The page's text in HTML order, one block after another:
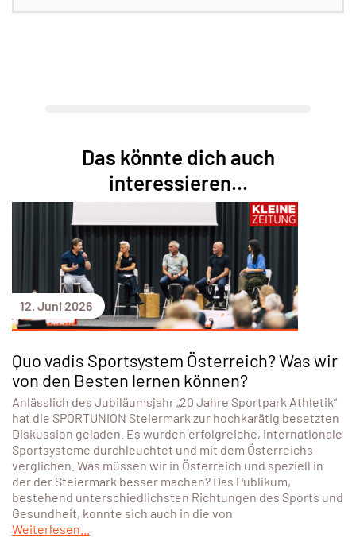
Das könnte dich auch
interessieren...
12. Juni 2026
Quo vadis Sportsystem Österreich? Was wir
von den Besten lernen können?
Anlässlich des Jubiläumsjahr „20 Jahre Sportpark Athletik“
hat die SPORTUNION Steiermark zur hochkarätig besetzten
Diskussion geladen. Es wurden erfolgreiche, internationale
Sportsysteme durchleuchtet und mit dem Österreichs
verglichen. Was müssen wir in Österreich und speziell in
der der Steiermark besser machen? Das Publikum,
bestehend unterschiedlichsten Richtungen des Sports und
Gesundheit, konnte sich auch in die von
Weiterlesen...